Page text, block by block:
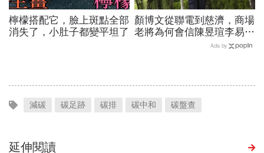
檸檬搭配它，臉上斑點全部
消失了，小肚子都變平坦了
顏博文從聯電到慈濟，商場
老將為何會信陳昱瑄李易
儒、豪給10億？慈濟發
Ads by
減碳 碳足跡 碳排 碳中和 碳盤查
延伸閱讀